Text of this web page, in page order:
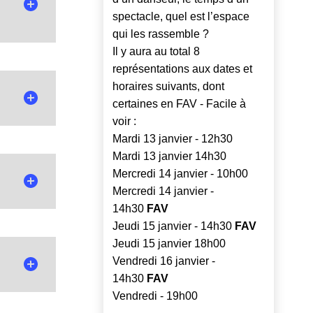
du
cours
soins
spectacle, quel est l’espace
qui les rassemble ?
Il y aura au total 8
représentations aux dates et
horaires suivants, dont
certaines en FAV - Facile à
voir :
Mardi 13 janvier - 12h30
Mardi 13 janvier 14h30
Mercredi 14 janvier - 10h00
Mercredi 14 janvier -
14h30 FAV
Jeudi 15 janvier - 14h30 FAV
Jeudi 15 janvier 18h00
Vendredi 16 janvier -
14h30 FAV
Vendredi - 19h00